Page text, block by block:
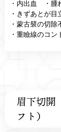
・内出血 ・
・きずあとが
・蒙古襞の切
・重瞼線のコ
眉下切開
フト）